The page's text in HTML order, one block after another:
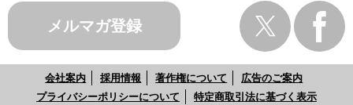
メルマガ登録
会社案内 採用情報 著作権について
広告のご案内
プライバシーポリシーについて
特定商取引法に基づく表示